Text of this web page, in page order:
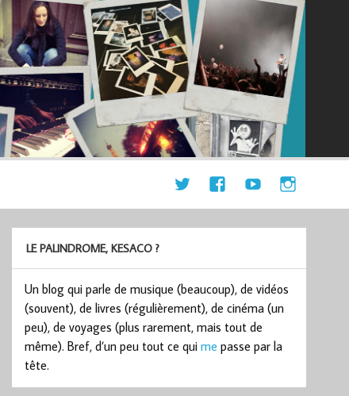
LE PALINDROME, KESACO ?
Un blog qui parle de musique (beaucoup), de vidéos
(souvent), de livres (régulièrement), de cinéma (un
peu), de voyages (plus rarement, mais tout de
même). Bref, d’un peu tout ce quime passe par la
tête.